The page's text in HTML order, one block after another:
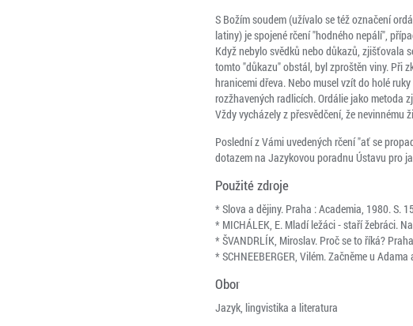
S Božím soudem (užívalo se též označení
latiny) je spojené rčení "hodného nepálí",
Když nebylo svědků nebo důkazů, zjišťovala
tomto "důkazu" obstál, byl zproštěn viny. Při
hranicemi dřeva. Nebo musel vzít do holé
rozžhavených radlicích. Ordálie jako metoda
Vždy vycházely z přesvědčení, že nevinnému
Poslední z Vámi uvedených rčení "ať se
dotazem na Jazykovou poradnu Ústavu pro
Použité zdroje
* Slova a dějiny. Praha : Academia, 1980. S.
* MICHÁLEK, E. Mladí ležáci - staří žebráci.
* ŠVANDRLÍK, Miroslav. Proč se to říká?
* SCHNEEBERGER, Vilém. Začněme u
Obor
Jazyk, lingvistika a literatura